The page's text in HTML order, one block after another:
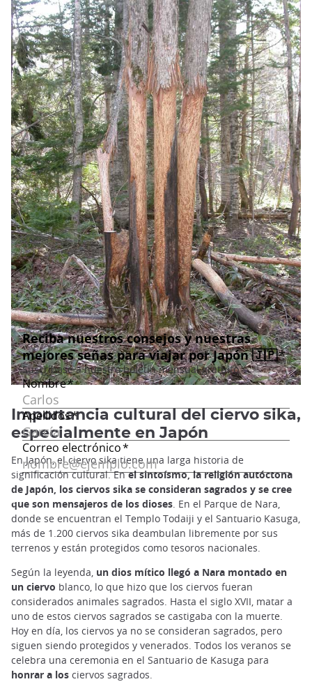
Importancia cultural del ciervo sika,
especialmente en Japón
En Japón, el ciervo sika tiene una larga historia de
significación cultural. Enel sintoísmo, la religión autóctona
de Japón, los ciervos sika se consideran sagrados y se cree
que son mensajeros de los dioses . En el Parque de Nara,
donde se encuentran el Templo Todaiji y el Santuario Kasuga,
más de 1.200 ciervos sika deambulan libremente por sus
terrenos y están protegidos como tesoros nacionales.
Según la leyenda, un dios mítico llegó a Nara montado en
un ciervo blanco, lo que hizo que los ciervos fueran
considerados animales sagrados. Hasta el siglo XVII, matar a
uno de estos ciervos sagrados se castigaba con la muerte.
Hoy en día, los ciervos ya no se consideran sagrados, pero
siguen siendo protegidos y venerados. Todos los veranos se
celebra una ceremonia en el Santuario de Kasuga para
honrar a los ciervos sagrados.